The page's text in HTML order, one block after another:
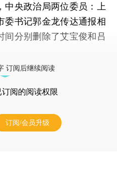
中央政治局两位委员：上
委书记郭金龙传达通报相
间分别删除了艾宝俊和吕
订阅后继续阅读
订阅的阅读权限
订阅/会员升级